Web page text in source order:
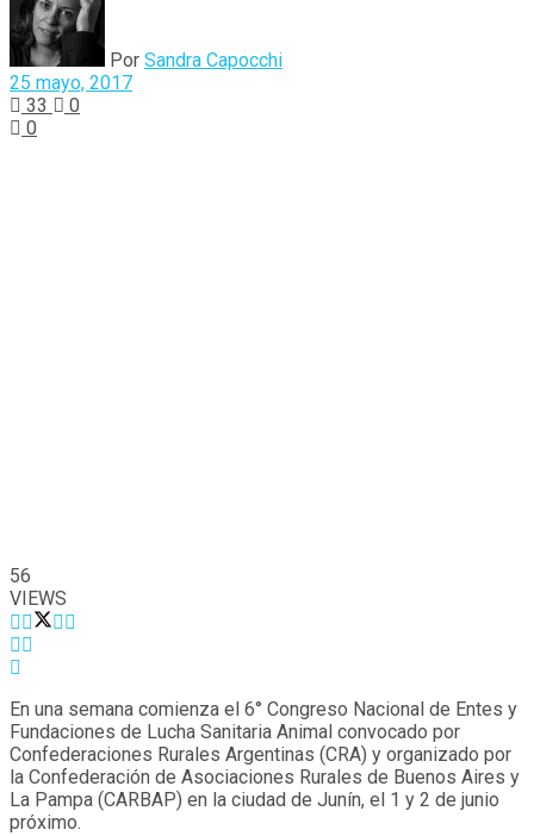
Por Sandra Capocchi
25 mayo, 2017
33
0
0
56
VIEWS
En una semana comienza el 6° Congreso Nacional de Entes y
Fundaciones de Lucha Sanitaria Animal convocado por
Confederaciones Rurales Argentinas (CRA) y organizado por
la Confederación de Asociaciones Rurales de Buenos Aires y
La Pampa (CARBAP) en la ciudad de Junín, el 1 y 2 de junio
próximo.